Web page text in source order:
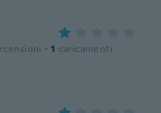
· 1 caricamenti